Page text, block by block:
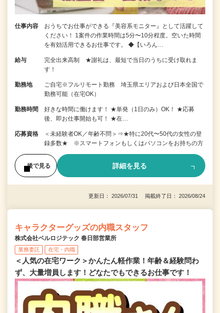
仕事内容
おうちでお仕事ができる『美容系モニター』として活躍して
ください！ 1案件の作業時間は5分〜10分程度。空いた時間
を有効活用できるお仕事です。 ◆【いろん…
給与
完全出来高制 ★謝礼は、最短で当日のうちに受け取れま
す！
勤務地
ご自宅※フルリモート勤務 埼玉県エリアおよび日本全国で
勤務可能（在宅OK）
勤務時間
好きな時間に働けます！ ★単発（1日のみ）OK！ ★応募
後、即お仕事開始も可！ ★在…
応募資格
＜未経験者OK／年齢不問＞⇒★特に20代〜50代の女性の登
録多数★ ※スマートフォンもしくはパソコンをお持ちの方
後で見る 詳細を見る
更新日： 2026/07/31 掲載終了日： 2026/08/24
キャラクターグッズの内職スタッフ
株式会社ベルロジテック 春日部営業所
業務委託 在宅・内職
＜人気の在宅ワーク＞かんたん軽作業！年齢＆経験問わ
ず、大量増員します！どなたでもできるお仕事です！